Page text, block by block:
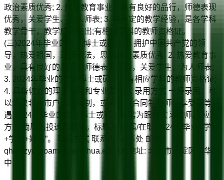
政治素质优秀; 2. 热爱教育事业，具有良好的品行，师德表现
优秀，关爱学生、为人师表; 3. 有一定的教学经验，是各学科
教学骨干，教学成绩突出;有相应学科的教师资格证。
(三)2024年毕业的在读博士或硕士 1. 拥护中国共产党的领
导，热爱祖国，遵纪守法，思想政治素质优秀; 2. 热爱教育事
业，具有良好的品行，师德表现优秀，关爱学生、为人师表;
3. 2024年毕业的在读博士或硕士，有相应学科的教师资格证;
4. 具备较好的理论基础和专业素养。 录用方式 一经录用，可
以解决北京市户口和编制，或者聘为合同制教师，享受同等待
遇;2024年毕业的在读博士或硕士将聘为跟岗实习教师。 应聘
方式 简历请投递至邮箱。标题为“应届/在职/2024年毕业+学科
+学校+姓名”。 联系方式 联系人: 人事处 邮箱:
qhfzrlzyc@oamail.tsinghua.edu.cn 地址: 北京市海淀区清华附
中